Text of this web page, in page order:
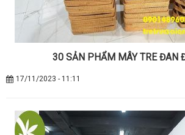
30 SẢN PHẨM MÂY TRE ĐAN
17/11/2023 - 11:11